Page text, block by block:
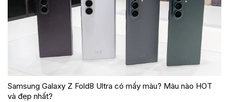
Samsung Galaxy Z Fold8 Ultra có mấy màu? Màu nào HOT
và đẹp nhất?